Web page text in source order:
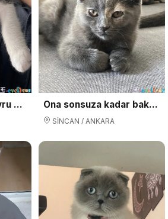
Uysal ve minnoş yavru kedi Ona sonsuza kadar bakacak ve güvenilir ortamda takip edilecek bir eve verilecektir
SİNCAN / ANKARA